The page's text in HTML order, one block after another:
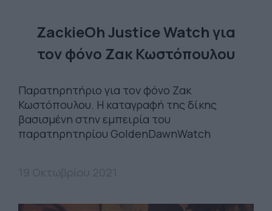
ZackieOh Justice Watch για
τον φόνο Ζακ Κωστόπουλου
Παρατηρητήριο για τον φόνο Ζακ
Κωστόπουλου. H καταγραφή της δίκης
βασισμένη στην εμπειρία του
παρατηρητηρίου GoldenDawnWatch